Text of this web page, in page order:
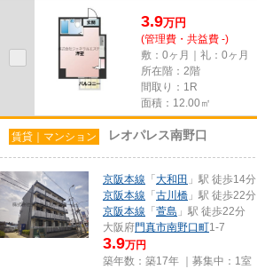
3.9万円
(管理費・共益費 -)
敷：0ヶ月｜礼：0ヶ月
所在階：2階
間取り：1R
面積：12.00㎡
賃貸｜マンション レオパレス南野口
京阪本線 「 大和田 」駅 徒歩14分
京阪本線 「 古川橋 」駅 徒歩22分
京阪本線 「 萱島 」駅 徒歩22分
大阪府門真市南野口町1-7
3.9万円
築年数：築17年 ｜募集中： 1室